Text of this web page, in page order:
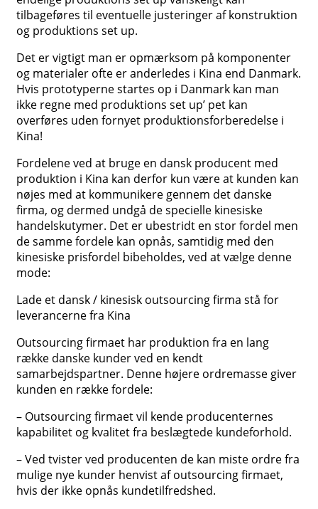
tilbageføres til eventuelle justeringer af konstruktion
og produktions set up.
Det er vigtigt man er opmærksom på komponenter
og materialer ofte er anderledes i Kina end Danmark.
Hvis prototyperne startes op i Danmark kan man
ikke regne med produktions set up’ pet kan
overføres uden fornyet produktionsforberedelse i
Kina!
Fordelene ved at bruge en dansk producent med
produktion i Kina kan derfor kun være at kunden kan
nøjes med at kommunikere gennem det danske
firma, og dermed undgå de specielle kinesiske
handelskutymer. Det er ubestridt en stor fordel men
de samme fordele kan opnås, samtidig med den
kinesiske prisfordel bibeholdes, ved at vælge denne
mode:
Lade et dansk / kinesisk outsourcing firma stå for
leverancerne fra Kina
Outsourcing firmaet har produktion fra en lang
række danske kunder ved en kendt
samarbejdspartner. Denne højere ordremasse giver
kunden en række fordele:
– Outsourcing firmaet vil kende producenternes
kapabilitet og kvalitet fra beslægtede kundeforhold.
– Ved tvister ved producenten de kan miste ordre fra
mulige nye kunder henvist af outsourcing firmaet,
hvis der ikke opnås kundetilfredshed.